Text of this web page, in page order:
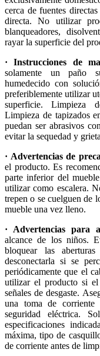
cerca de fuentes
directa. No utilizar
blanqueadores,
rayar la superficie del
· Instrucciones de
solamente un paño
humedecido con
preferiblemente utilizar
superficie. Limpieza
Limpieza de tapizados
puedan ser abrasivos
evitar la sequedad y
· Advertencias de
el producto. Es
parte inferior del
utilizar como escalera.
trepen o se cuelguen de
mueble una vez lleno.
· Advertencias para
alcance de los niños.
bloquear las
desconectarla si se
periódicamente que el
utilizar el producto si el
señales de desgaste.
una toma de
seguridad eléctrica.
especificaciones
máxima, tipo de
de corriente antes de